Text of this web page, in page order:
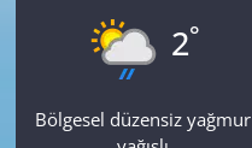
2°
Bölgesel düzensiz yağmur